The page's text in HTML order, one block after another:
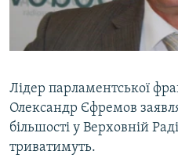
ВІДЕОУРОКИ «ELIFBE»
СВІДЧЕННЯ ОКУПАЦІЇ
ІНФОГРАФІКА
Русский
Qırımtatar
ДОЛУЧАЙСЯ!
Лідер парламентської
Олександр Єфремов
більшості у Верховній
триватимуть.